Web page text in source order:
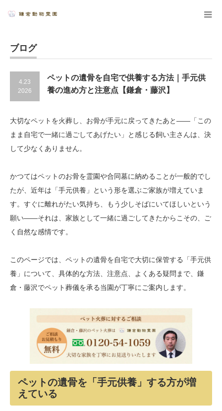
ブログ
4.23
2026
ペットの遺骨を自宅で供養する方法｜手元供
養の進め方と注意点【鎌倉・藤沢】
大切なペットを火葬し、お骨が手元に戻ってきたあと——「この
まま自宅で一緒に過ごしてあげたい」と感じる飼い主さんは、決
して少なくありません。
かつてはペットのお骨を霊園や合同墓に納めることが一般的でし
たが、近年は「手元供養」という形を選ぶご家族が増えていま
す。すぐに離れがたい気持ち、もう少しそばにいてほしいという
願い——それは、家族として一緒に過ごしてきたからこその、ご
く自然な感情です。
このページでは、ペットの遺骨を自宅で大切に保管する「手元供
養」について、具体的な方法、注意点、よくある疑問まで、鎌
倉・藤沢でペット葬儀を承る当園が丁寧にご案内します。
ペットの遺骨を「手元供養」する方が増
えている